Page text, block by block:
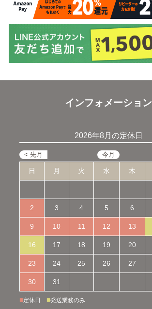
インフォメーション
2026年8月の定休日
日 月 火 水 木
2 3 4 5 6
9 10 11 12 13
16 17 18 19 20
23 24 25 26 27
30 31
■定休日 ■発送業務のみ